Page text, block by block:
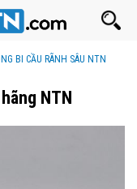
BI CẦU RÃNH SÂU NTN
NTN